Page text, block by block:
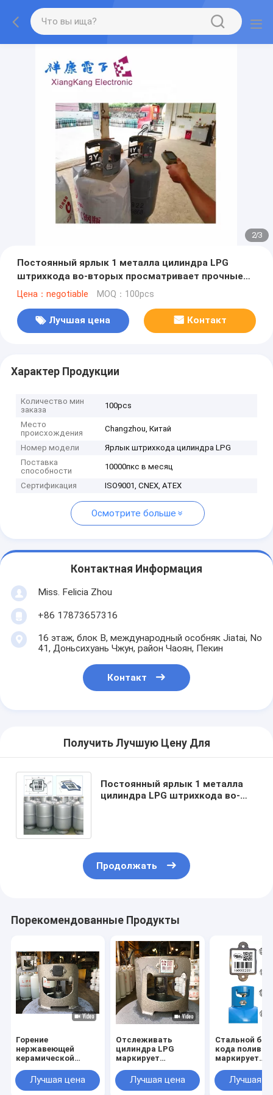
2/3
Постоянный ярлык 1 металла цилиндра LPG
штрихкода во-вторых просматривает прочные
20 лет снаружи
Цена：negotiable MOQ：100pcs
Лучшая цена Контакт
Характер Продукции
Количество мин
заказа
100pcs
Место
происхождения
Changzhou, Китай
Номер модели
Ярлык штрихкода цилиндра LPG
Поставка
способности
10000пкс в месяц
Сертификация ISO9001, CNEX, ATEX
Осмотрите больше
Контактная Информация
Miss. Felicia Zhou
+86 17873657316
16 этаж, блок B, международный особняк Jiatai, No
41, Доньсихуань Чжун, район Чаоян, Пекин
Контакт
Получить Лучшую Цену Для
Постоянный ярлык 1 металла
цилиндра LPG штрихкода во-
Продолжать
Порекомендованные Продукты
Горение
нержавеющей
керамической
цилиндра анти- с
резиновой крышкой
Лучшая цена
Отслеживать
цилиндра LPG
маркирует
управление
имуществом
Лучшая цена
Стальной
кода поливы
маркирует
устойчивость
Лучшая